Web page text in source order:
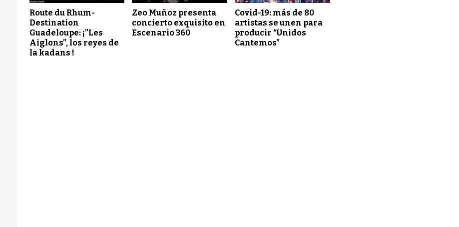
Route du Rhum-
Destination
Guadeloupe: ¡”Les
Aiglons”, los reyes de
la kadans !
Zeo Muñoz presenta
concierto exquisito en
Escenario 360
Covid-19: más de 80
artistas se unen para
producir “Unidos
Cantemos”